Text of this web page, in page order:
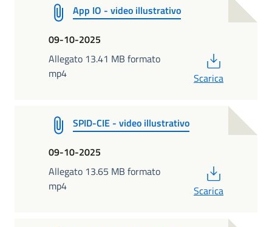
App IO - video illustrativo
09-10-2025
Allegato 13.41 MB formato
mp4
Scarica
SPID-CIE - video illustrativo
09-10-2025
Allegato 13.65 MB formato
mp4
Scarica